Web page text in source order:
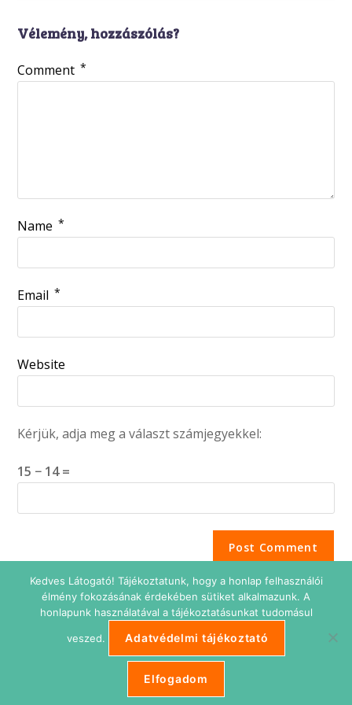
Vélemény, hozzászólás?
Comment *
Name *
Email *
Website
Kérjük, adja meg a választ számjegyekkel:
15 − 14 =
Adatkezelési tájékoztató Impresszum
Süti beállítások
Copyright © 2026 Etikus Ingatlanos
Kedves Látogató! Tájékoztatunk, hogy a honlap felhasználói
élmény fokozásának érdekében sütiket alkalmazunk. A
honlapunk használatával a tájékoztatásunkat tudomásul
veszed. Adatvédelmi tájékoztató
Elfogadom